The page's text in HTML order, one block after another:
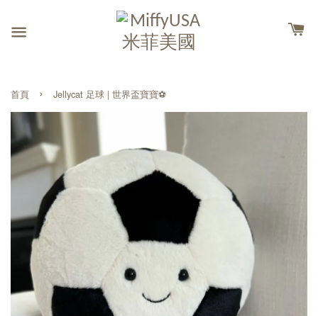
首頁 › Jellycat 足球 | 世界盃寶寶⚽